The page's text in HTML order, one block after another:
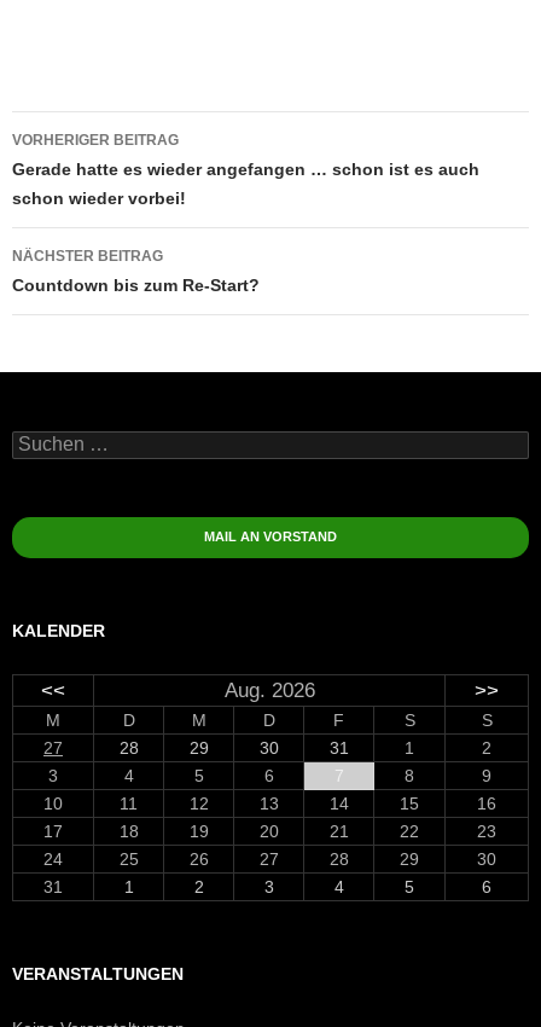
Beitragsnavigation
VORHERIGER BEITRAG
Gerade hatte es wieder angefangen … schon ist es auch
schon wieder vorbei!
NÄCHSTER BEITRAG
Countdown bis zum Re-Start?
Suchen
nach:
MAIL AN VORSTAND
KALENDER
<< Aug. 2026 >>
M D M D F S
S
27
28 29 30 31 1
2
3
4 5 6 7 8
9
10
11 12 13 14 15
16
17
18 19 20 21 22
23
24
25 26 27 28 29
30
31
1 2 3 4 5 6
VERANSTALTUNGEN